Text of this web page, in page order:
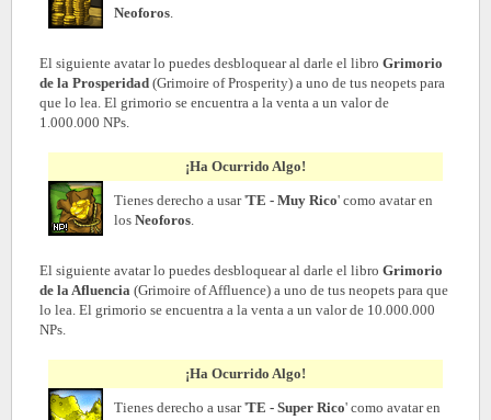
Neoforos
El siguiente avatar lo puedes desbloquear al darle el libro Grimorio
de la Prosperidad (Grimoire of Prosperity) a uno de tus neopets para
que lo lea. El grimorio se encuentra a la venta a un valor de
1.000.000 NPs.
¡Ha Ocurrido Algo!
Tienes derecho a usar 'TE - Muy Rico' como avatar en
los Neoforos
El siguiente avatar lo puedes desbloquear al darle el libro Grimorio
de la Afluencia (Grimoire of Affluence) a uno de tus neopets para que
lo lea. El grimorio se encuentra a la venta a un valor de 10.000.000
NPs.
¡Ha Ocurrido Algo!
Tienes derecho a usar 'TE - Super Rico' como avatar en